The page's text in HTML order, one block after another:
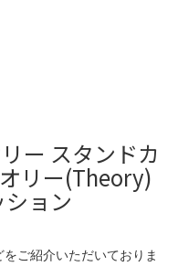
ー スタンドカ
リー(Theory)
ョン
ご紹介いただいておりま